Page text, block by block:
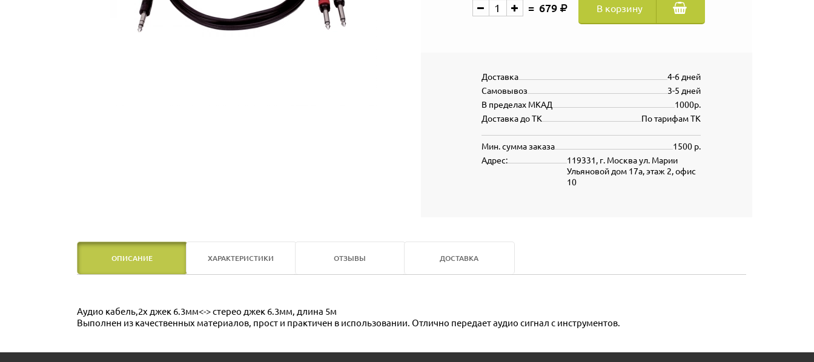
679 В корзину
4-6 дней
Доставка
3-5 дней
Самовывоз
1000р.
В пределах МКАД
По тарифам ТК
Доставка до ТК
1500 р.
Мин. сумма заказа
119331, г. Москва ул. Марии
Ульяновой дом 17а, этаж 2, офис
10
Адрес:
ОПИСАНИЕ ХАРАКТЕРИСТИКИ ОТЗЫВЫ ДОСТАВКА
Аудио кабель,2х джек 6.3мм<-> стерео джек 6.3мм, длина 5м
Выполнен из качественных материалов, прост и практичен в использовании. Отлично передает аудио сигнал с инструментов.